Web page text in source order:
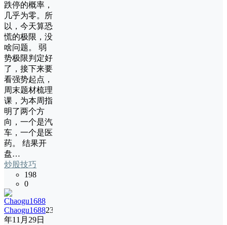
跌停的概率，
几乎为零。所
以，今天算恐
慌的极限，没
啥问题。 弱
势极限判定好
了，接下来要
看强势起点，
周末题材梳理
课，为本周指
明了两个方
向，一个是汽
车，一个是医
药。 结果开
盘…
炒股技巧
198
0
Chaogu168823
年11月29日